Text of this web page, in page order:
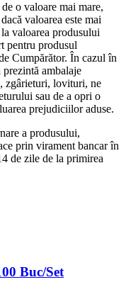
o valoare mai mare,
valoarea este mai
valoarea produsului
pentru produsul
Cumpărător. În cazul în
prezintă ambalaje
zgârieturi, lovituri, ne
sau de a opri o
prejudiciilor aduse.
a produsului,
prin virament bancar în
de zile de la primirea
Buc/Set